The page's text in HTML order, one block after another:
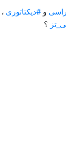
و #دیکتاتوری ،
؟